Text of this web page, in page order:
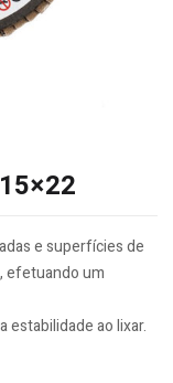
e superfícies de
efetuando um
estabilidade ao lixar.